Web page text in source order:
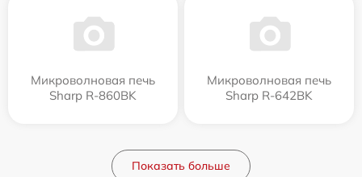
Микроволновая печь
Sharp R-860BK
Микроволновая печь
Sharp R-642BK
Показать больше